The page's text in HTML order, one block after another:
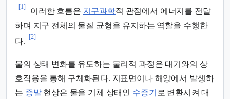
[1]
이러한 흐름은 지구과학적 관점에서 에너지를 전달
하며 지구 전체의 물질 균형을 유지하는 역할을 수행한
다.
[2]
물의 상태 변화를 유도하는 물리적 과정은 대기와의 상
호작용을 통해 구체화된다. 지표면이나 해양에서 발생하
는 증발현상은 물을 기체 상태인 수증기 로 변환시켜 대